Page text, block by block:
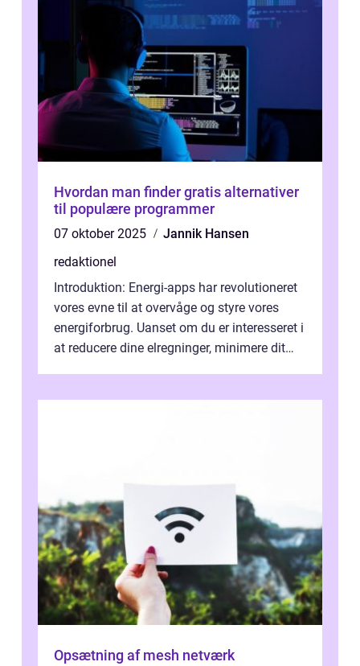
Hvordan man finder gratis alternativer
til populære programmer
07 oktober 2025
Jannik Hansen
redaktionel
Introduktion: Energi-apps har revolutioneret
vores evne til at overvåge og styre vores
energiforbrug. Uanset om du er interesseret i
at reducere dine elregninger, minimere dit
Opsætning af mesh netværk